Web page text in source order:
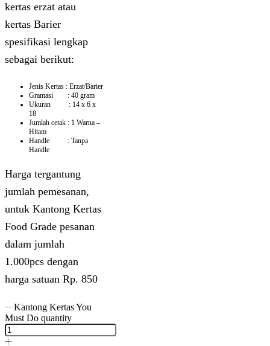
kertas erzat atau
kertas Barier
spesifikasi lengkap
sebagai berikut:
Jenis Kertas : Erzat/Barier
Gramasi : 40 gram
Ukuran : 14 x 6 x
18
Jumlah cetak : 1 Warna –
Hitam
Handle : Tanpa
Handle
Harga tergantung
jumlah pemesanan,
untuk Kantong Kertas
Food Grade pesanan
dalam jumlah
1.000pcs dengan
harga satuan Rp. 850
Kantong Kertas You
Must Do quantity